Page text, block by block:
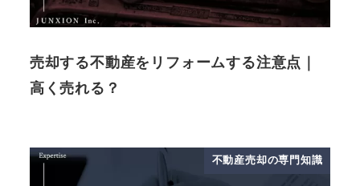
売却する不動産をリフォームする注意点｜
高く売れる？
不動産売却の専門知識